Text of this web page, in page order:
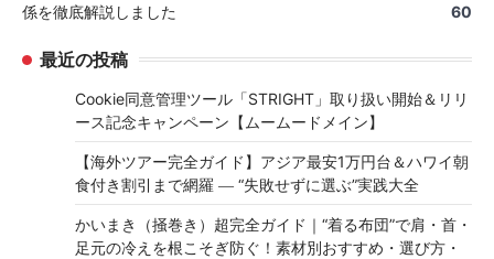
係を徹底解説しました
60
最近の投稿
Cookie同意管理ツール「STRIGHT」取り扱い開始＆リリ
ース記念キャンペーン【ムームードメイン】
【海外ツアー完全ガイド】アジア最安1万円台＆ハワイ朝
食付き割引まで網羅 ― “失敗せずに選ぶ”実践大全
かいまき（掻巻き）超完全ガイド｜“着る布団”で肩・首・
足元の冷えを根こそぎ防ぐ！素材別おすすめ・選び方・